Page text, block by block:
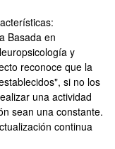
Basada en
y
reconoce que la
si no los
una actividad
sean una constante.
continua